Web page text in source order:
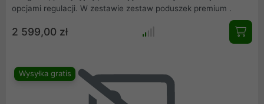
opcjami regulacji. W zestawie zestaw poduszek premium .
2 599,00 zł
Wysyłka gratis